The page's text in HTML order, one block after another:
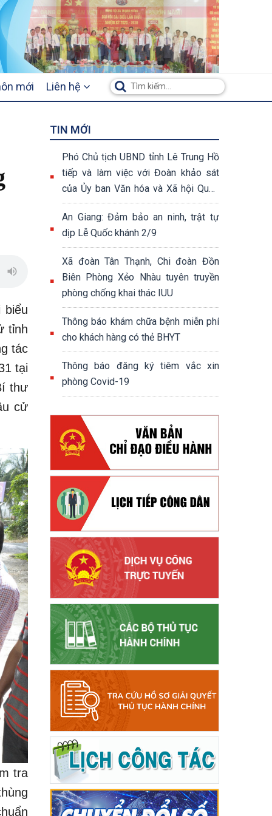
mới Liên hệ
biểu
tỉnh
tác
tại
thư
cử
tra
TIN MỚI
Phó Chủ tịch UBND tỉnh Lê Trung Hồ
tiếp và làm việc với Đoàn khảo sát
của Ủy ban Văn hóa và Xã hội Quốc
hội khóa XV
An Giang: Đảm bảo an ninh, trật tự
dịp Lễ Quốc khánh 2/9
Xã đoàn Tân Thạnh, Chi đoàn Đồn
Biên Phòng Xẻo Nhàu tuyên truyền
phòng chống khai thác IUU
Thông báo khám chữa bệnh miễn phí
cho khách hàng có thẻ BHYT
Thông báo đăng ký tiêm vắc xin
phòng Covid-19